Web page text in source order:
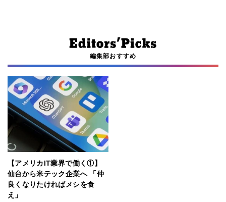
編集部おすすめ
【アメリカIT業界で働く①】
仙台から米テック企業へ 「仲
良くなりたければメシを食
え」